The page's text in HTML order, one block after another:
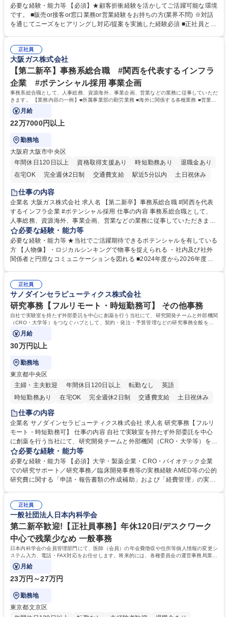
ーション、お客様対応 ■窓口にて、ご来店された個人のお客様に対して金
融商品のご提案 ■効率的な事務運用の検討・構築等 ≪業務紹介：ご応募前
に必ずご覧ください≫ ※記事 https://www.mysite.bk.mufg.jp/career/circle/
必要な経験・能力等 【必須】★顧客折衝経験を活かしてご活躍可能な環境
です。 ■販売or接客or窓口業務or営業経験をお持ちの方(業界不問) ※対話
を通じてニーズをヒアリングし対応/提案を実施した経験必須 ■正社員とし
るので安心して入行いただけます。 幅広いキャリアの選択肢があり、公募
や社内副業等を活用し、 一人ひとりが挑戦できるカルチャーが浸透してい
ます。 学歴・資格 学歴：大学院 大学 高専 短大 専修学校 高校 語学力：
資格：
正社員
大阪ガス株式会社
【第二新卒】事務系総合職 #関西を代表するインフラ
企業 #ポテンシャル採用 事業企画
事務系総合職として、人事総務、資源海外、事業企画、営業などの業務に従事していただ
きます。 【業務内容の一例】■所属事業部の勤労業務 ■海外に関係する各種業務 ■営業部
門の企画スタッフ、ルート営業
月給
22万7000円以上
勤務地
大阪府大阪市中央区
年間休日120日以上
資格取得支援あり 時短勤務あり
退職金あり
在宅OK
完全週休2日制 交通費支給 駅近5分以内
土日祝休み
服装自由
第二新卒歓迎
仕事の内容
企業名 大阪ガス株式会社 求人名 【第二新卒】事務系総合職 #関西を代表
するインフラ企業 #ポテンシャル採用 仕事の内容 事務系総合職として、
人事総務、資源海外、事業企画、営業などの業務に従事していただきま
す。 【業務内容の一例】■所属事業部の勤労業務 ■海外に関係する各種業
務 ■営業部門の企画スタッフ、ルート営業 【キャリアパス】入社後の配属
ポジションで一定期間ご活躍頂いた後、本人の適性及び将来のキャリアを
鑑みてジョブローテーションを行います。 【育成】OJTでの現場育成や研
表するインフラ企業 #ポテンシャル採用
必要な経験・能力等
必要な経験・能力等 ★当社でご活躍期待できるポテンシャルを有している
方 【人物像】・ロジカルシンキングで物事を捉えられる ・社内及び社外
関係者と円滑なコミュニケーションを図れる ■2024年度から2026年度ま
72.html ■エネルギーセキュリティの不安定化や気候変動による自然災害の
甚大化など、これまで以上に社会課題解決の重要性が高まっています。
「未来の日常」の創造に向けて持続可能な社会の実現に貢献してまいりま
す。 学歴・資格 学歴：大学院 大学 語学力： 資格：
正社員
サノダインセラピューティクス株式会社
研究事務【フルリモート・時短勤務可】 その他事務
自社で実験室を持たず外部委託を中心に創薬を行う当社にて、研究開発チームと外部機関
（CRO・大学等）をつなぐハブとして、契約・発注・予算管理などの研究事務全般をお
任せします。
月給
30万円以上
勤務地
東京都中央区
主婦・主夫歓迎
年間休日120日以上 転勤なし
英語
時短勤務あり
在宅OK 完全週休2日制 交通費支給 土日祝休み
仕事の内容
企業名 サノダインセラピューティクス株式会社 求人名 研究事務【フルリ
モート・時短勤務可】 仕事の内容 自社で実験室を持たず外部委託を中心
に創薬を行う当社にて、研究開発チームと外部機関（CRO・大学等）をつ
なぐハブとして、契約・発注・予算管理などの研究事務全般をお任せしま
す。 ■見積取得、発注、検収、請求処理等の事務手続き ■委託先との定例
会議の調整・アジェンダ準備・議事録作成 ■研究報告書、試験関連資料、
SOP等の整備・版管理・保管 ■研究開発の進捗・タイムライン・予算執行
集職種 研究事務【フルリモート・時短勤務可】
必要な経験・能力等
必要な経験・能力等 【必須】大学・製薬企業・CRO・バイオテック企業
での研究サポート／研究事務／臨床開発事務等の実務経験 AMED等の公的
研究費に関する「申請・報告書類の作成補助」および「経費管理」の実務
き方について】フルリモートやハイブリッド勤務、時短勤務など個々のラ
イフスタイルに応じた柔軟な働き方が可能です。育児や介護との両立も応
援します。 学歴・資格 学歴：大学院 大学 語学力： 資格：
正社員
一般社団法人日本内科学会
第二新卒歓迎!【正社員事務】年休120日/デスクワーク
中心で残業少なめ 一般事務
日本内科学会の会員管理部門にて、医師（会員）の年会費徴収や住所等個人情報の変更シ
ステム入力、電話・FAX対応をお任せします。将来的には、各種委員会の運営事務局業務
などにも幅広く携わっていただきます。
月給
23万円～27万円
勤務地
東京都文京区